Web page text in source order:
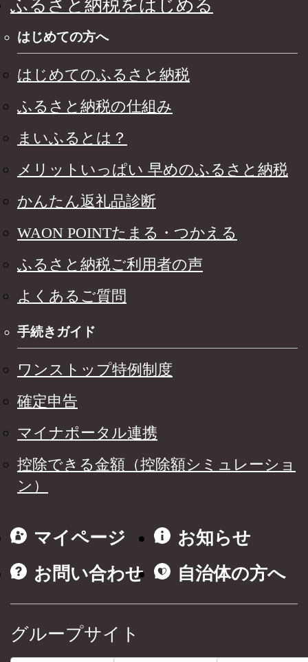
ふるさと納税をはじめる
はじめての方へ
はじめてのふるさと納税
ふるさと納税の仕組み
まいふるとは？
メリットいっぱい 早めのふるさと納税
かんたん返礼品診断
WAON POINTたまる・つかえる
ふるさと納税ご利用者の声
よくあるご質問
手続きガイド
ワンストップ特例制度
確定申告
マイナポータル連携
控除できる金額（控除額シミュレーショ
ン）
マイページ
お知らせ
お問い合わせ
自治体の方へ
グループサイト